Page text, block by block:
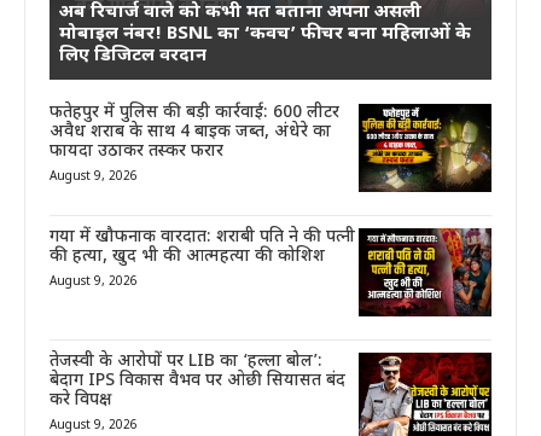
अब रिचार्ज वाले को कभी मत बताना अपना असली
मोबाइल नंबर! BSNL का ‘कवच’ फीचर बना महिलाओं के
लिए डिजिटल वरदान
फतेहपुर में पुलिस की बड़ी कार्रवाई: 600 लीटर
अवैध शराब के साथ 4 बाइक जब्त, अंधेरे का
फायदा उठाकर तस्कर फरार
August 9, 2026
गया में खौफनाक वारदात: शराबी पति ने की पत्नी
की हत्या, खुद भी की आत्महत्या की कोशिश
August 9, 2026
तेजस्वी के आरोपों पर LIB का ‘हल्ला बोल’:
बेदाग IPS विकास वैभव पर ओछी सियासत बंद
करे विपक्ष
August 9, 2026